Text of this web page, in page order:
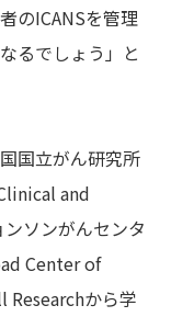
のICANSを管理
るでしょう」と
国立がん研究所
and
ソンがんセンタ
Center of
から学